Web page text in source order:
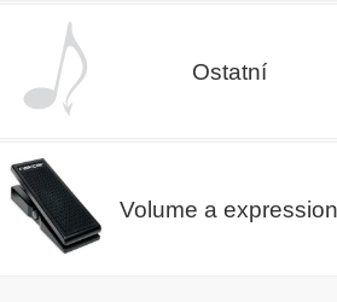
Ostatní
Volume a expression